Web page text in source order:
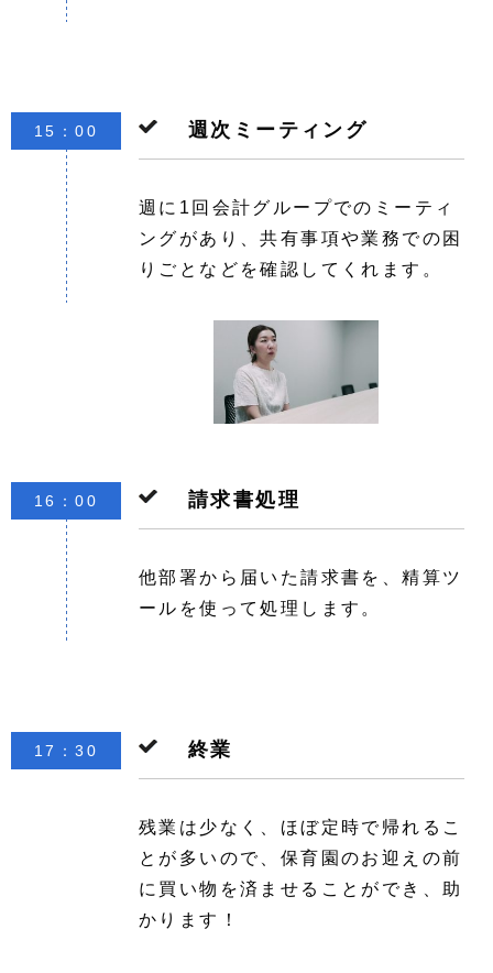
週次ミーティング
週に1回会計グループでのミーティ
ングがあり、共有事項や業務での困
りごとなどを確認してくれます。
15：00
請求書処理
他部署から届いた請求書を、精算ツ
ールを使って処理します。
16：00
終業
残業は少なく、ほぼ定時で帰れるこ
とが多いので、 保育園のお迎えの前
に買い物を済ませることができ、助
かります！
17：30